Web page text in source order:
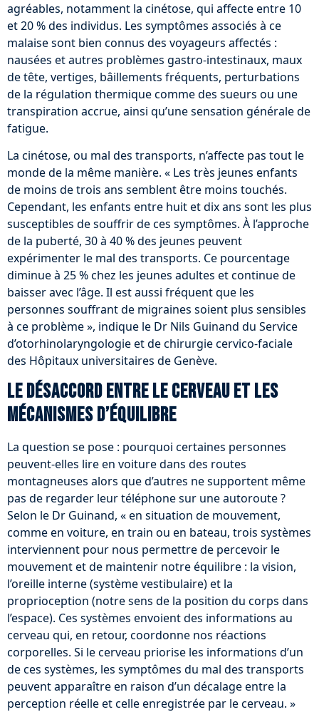
agréables, notamment la cinétose, qui affecte entre 10
et 20 % des individus. Les symptômes associés à ce
malaise sont bien connus des voyageurs affectés :
nausées et autres problèmes gastro-intestinaux, maux
de tête, vertiges, bâillements fréquents, perturbations
de la régulation thermique comme des sueurs ou une
transpiration accrue, ainsi qu’une sensation générale de
fatigue.
La cinétose, ou mal des transports, n’affecte pas tout le
monde de la même manière. « Les très jeunes enfants
de moins de trois ans semblent être moins touchés.
Cependant, les enfants entre huit et dix ans sont les plus
susceptibles de souffrir de ces symptômes. À l’approche
de la puberté, 30 à 40 % des jeunes peuvent
expérimenter le mal des transports. Ce pourcentage
diminue à 25 % chez les jeunes adultes et continue de
baisser avec l’âge. Il est aussi fréquent que les
personnes souffrant de migraines soient plus sensibles
à ce problème », indique le Dr Nils Guinand du Service
d’otorhinolaryngologie et de chirurgie cervico-faciale
des Hôpitaux universitaires de Genève.
Le désaccord entre le cerveau et les
mécanismes d’équilibre
La question se pose : pourquoi certaines personnes
peuvent-elles lire en voiture dans des routes
montagneuses alors que d’autres ne supportent même
pas de regarder leur téléphone sur une autoroute ?
Selon le Dr Guinand, « en situation de mouvement,
comme en voiture, en train ou en bateau, trois systèmes
interviennent pour nous permettre de percevoir le
mouvement et de maintenir notre équilibre : la vision,
l’oreille interne (système vestibulaire) et la
proprioception (notre sens de la position du corps dans
l’espace). Ces systèmes envoient des informations au
cerveau qui, en retour, coordonne nos réactions
corporelles. Si le cerveau priorise les informations d’un
de ces systèmes, les symptômes du mal des transports
peuvent apparaître en raison d’un décalage entre la
perception réelle et celle enregistrée par le cerveau. »